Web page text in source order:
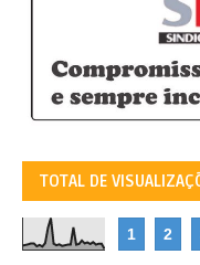
TOTAL DE
1 2